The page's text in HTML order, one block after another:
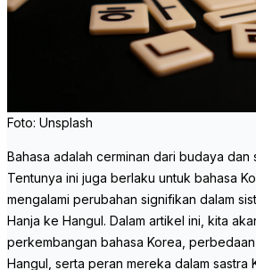
Foto: Unsplash
Bahasa adalah cerminan dari budaya dan
Tentunya ini juga berlaku untuk bahasa
mengalami perubahan signifikan dalam
Hanja ke Hangul. Dalam artikel ini, kita
perkembangan bahasa Korea,
Hangul, serta peran mereka dalam sastra